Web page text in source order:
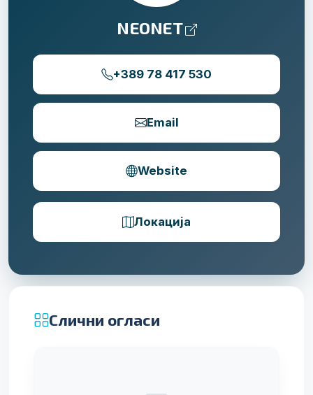
NEONET
+389 78 417 530
Email
Website
Локација
Слични огласи